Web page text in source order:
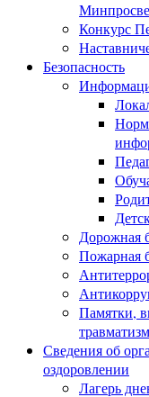
Конкурс
Безопасность
Дорожная
Пожарная
Памятки,
Сведения об
оздоровлении
Лагерь